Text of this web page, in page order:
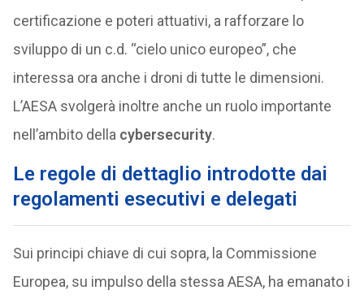
certificazione e poteri attuativi, a rafforzare lo
sviluppo di un c.d. “cielo unico europeo”, che
interessa ora anche i droni di tutte le dimensioni.
L’AESA svolgerà inoltre anche un ruolo importante
nell’ambito della cybersecurity.
Le regole di dettaglio introdotte dai
regolamenti esecutivi e delegati
Sui principi chiave di cui sopra, la Commissione
Europea, su impulso della stessa AESA, ha emanato i